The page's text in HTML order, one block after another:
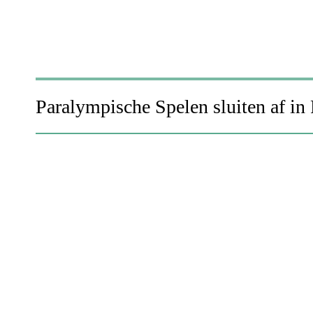
Paralympische Spelen sluiten af in